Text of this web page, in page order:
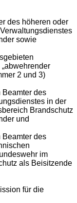
des höheren oder
sowie
2 und 3)
des
in der
Brandschutz
und
des
im
als Beisitzende
für die